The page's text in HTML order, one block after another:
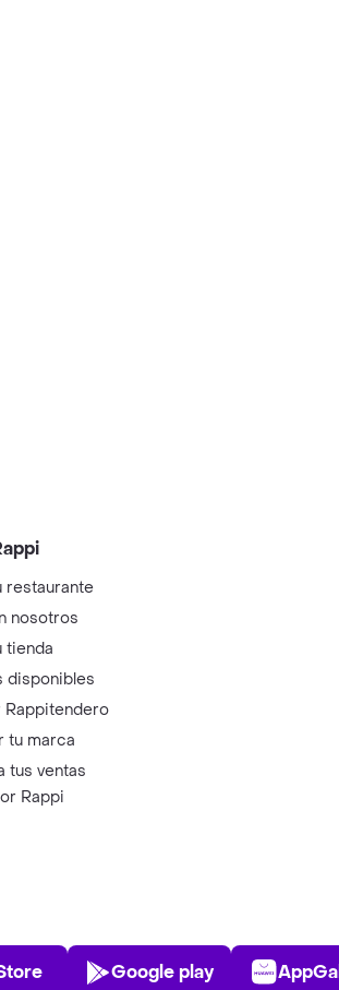
restaurante
nosotros
tienda
disponibles
Rappitendero
tu marca
tus ventas
Rappi
Store Play Store
Google play